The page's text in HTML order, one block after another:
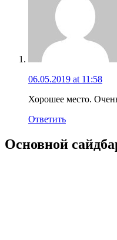
06.05.2019 at 11:58
Хорошее место.
Ответить
Основной